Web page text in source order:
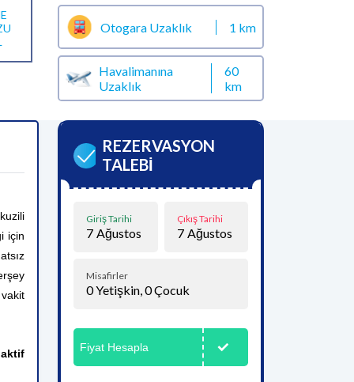
Otogara Uzaklık 1 km
Havalimanına
Uzaklık
60
km
için
REZERVASYON
TALEBİ
Giriş Tarihi
7 Ağustos
Çıkış Tarihi
7 Ağustos
Misafirler
0Yetişkin,0Çocuk
Fiyat Hesapla